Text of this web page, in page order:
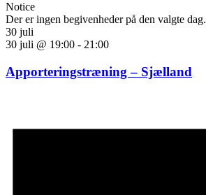
Notice
Der er ingen begivenheder på den valgte dag.
30 juli
30 juli @ 19:00 - 21:00
Apporteringstræning – Sjælland